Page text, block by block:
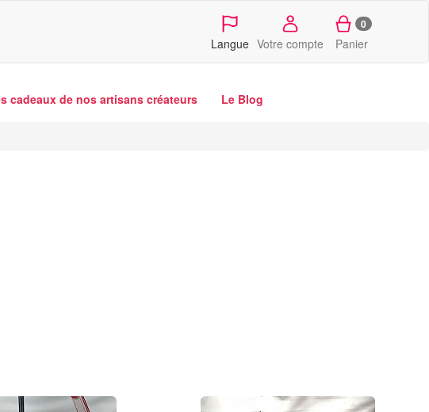
Langue Votre compte
0
Panier
cadeaux de nos artisans créateurs Le Blog